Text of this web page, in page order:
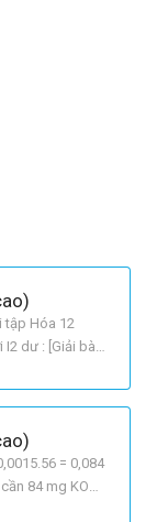
tập Hóa 12
dư : [Giải bài
12 nâng
= 0,084
84 mg KOH